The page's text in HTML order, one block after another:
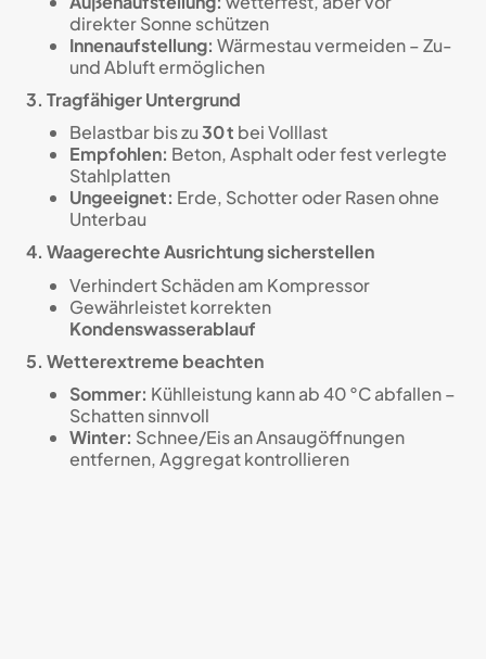
direkter Sonne schützen
Innenaufstellung: Wärmestau vermeiden – Zu-
und Abluft ermöglichen
3. Tragfähiger Untergrund
Belastbar bis zu30 t bei Volllast
Empfohlen: Beton, Asphalt oder fest verlegte
Stahlplatten
Ungeeignet: Erde, Schotter oder Rasen ohne
Unterbau
4. Waagerechte Ausrichtung sicherstellen
Verhindert Schäden am Kompressor
Gewährleistet korrekten
Kondenswasserablauf
5. Wetterextreme beachten
Sommer: Kühlleistung kann ab 40 °C abfallen –
Schatten sinnvoll
Winter: Schnee/Eis an Ansaugöffnungen
entfernen, Aggregat kontrollieren